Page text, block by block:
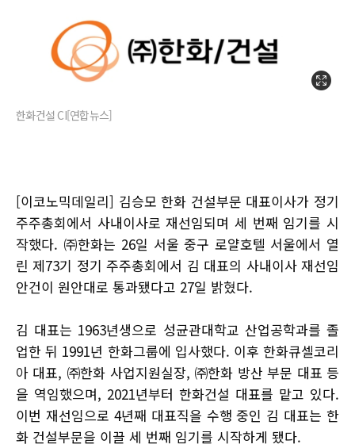
한화건설 CI[연합뉴스]
[이코노믹데일리] 김승모 한화 건설부문 대표이사가 정기
주주총회에서 사내이사로 재선임되며 세 번째 임기를 시
작했다. ㈜한화는 26일 서울 중구 로얄호텔 서울에서 열
린 제73기 정기 주주총회에서 김 대표의 사내이사 재선임
안건이 원안대로 통과됐다고 27일 밝혔다.
김 대표는 1963년생으로 성균관대학교 산업공학과를 졸
업한 뒤 1991년 한화그룹에 입사했다. 이후 한화큐셀코리
아 대표, ㈜한화 사업지원실장, ㈜한화 방산 부문 대표 등
을 역임했으며, 2021년부터 한화건설 대표를 맡고 있다.
이번 재선임으로 4년째 대표직을 수행 중인 김 대표는 한
화 건설부문을 이끌 세 번째 임기를 시작하게 됐다.